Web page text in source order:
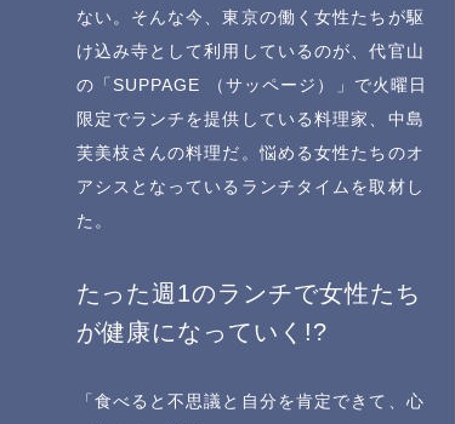
ない。そんな今、東京の働く女性たちが駆
け込み寺として利用しているのが、代官山
の「SUPPAGE （サッページ）」で火曜日
限定でランチを提供している料理家、中島
芙美枝さんの料理だ。悩める女性たちのオ
アシスとなっているランチタイムを取材し
た。
たった週1のランチで女性たち
が健康になっていく!?
「食べると不思議と自分を肯定できて、心